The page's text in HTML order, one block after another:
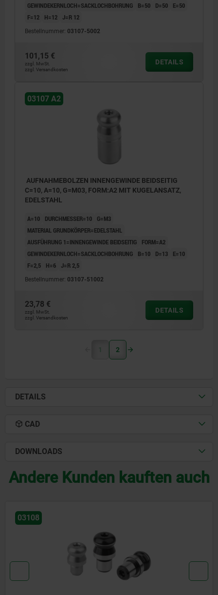
GEWINDEKERNLOCH=SACKLOCHBOHRUNG B=50 D=50
E=50
F=12
H=12 J=R 12
Bestellnummer: 03107-5002
101,15 €
zzgl. MwSt.
zzgl. Versandkosten
DETAILS
03107 A2
AUFNAHMEBOLZEN INNENGEWINDE BEIDSEITIG
C=10, A=10, G=M03, FORM:A2 MIT KUGELANSATZ,
EDELSTAHL
A=10 DURCHMESSER=10
G=M3
MATERIAL GRUNDKÖRPER=EDELSTAHL
AUSFÜHRUNG 1=INNENGEWINDE BEIDSEITIG
FORM=A2
GEWINDEKERNLOCH=SACKLOCHBOHRUNG
B=10 D=13
E=10
F=2,5
H=6 J=R 2,5
Bestellnummer: 03107-51002
23,78 €
zzgl. MwSt.
zzgl. Versandkosten
DETAILS
1 2
DETAILS
CAD
DOWNLOADS
Andere Kunden kauften auch
03108